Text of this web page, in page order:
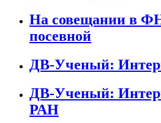
На совещании в
посевной
ДВ-Ученый:
ДВ-Ученый:
РАН